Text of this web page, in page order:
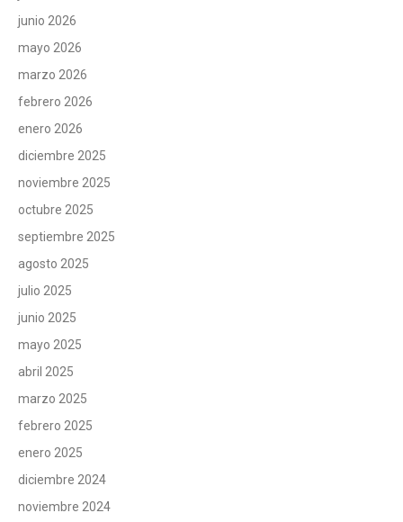
junio 2026
mayo 2026
marzo 2026
febrero 2026
enero 2026
diciembre 2025
noviembre 2025
octubre 2025
septiembre 2025
agosto 2025
julio 2025
junio 2025
mayo 2025
abril 2025
marzo 2025
febrero 2025
enero 2025
diciembre 2024
noviembre 2024